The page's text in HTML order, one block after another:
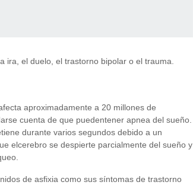
ira, el duelo, el trastorno bipolar o el trauma.
aproximadamente a 20 millones de
cuenta de que puedentener apnea del sueño.
durante varios segundos debido a un
elcerebro se despierte parcialmente del sueño y
de asfixia como sus síntomas de trastorno